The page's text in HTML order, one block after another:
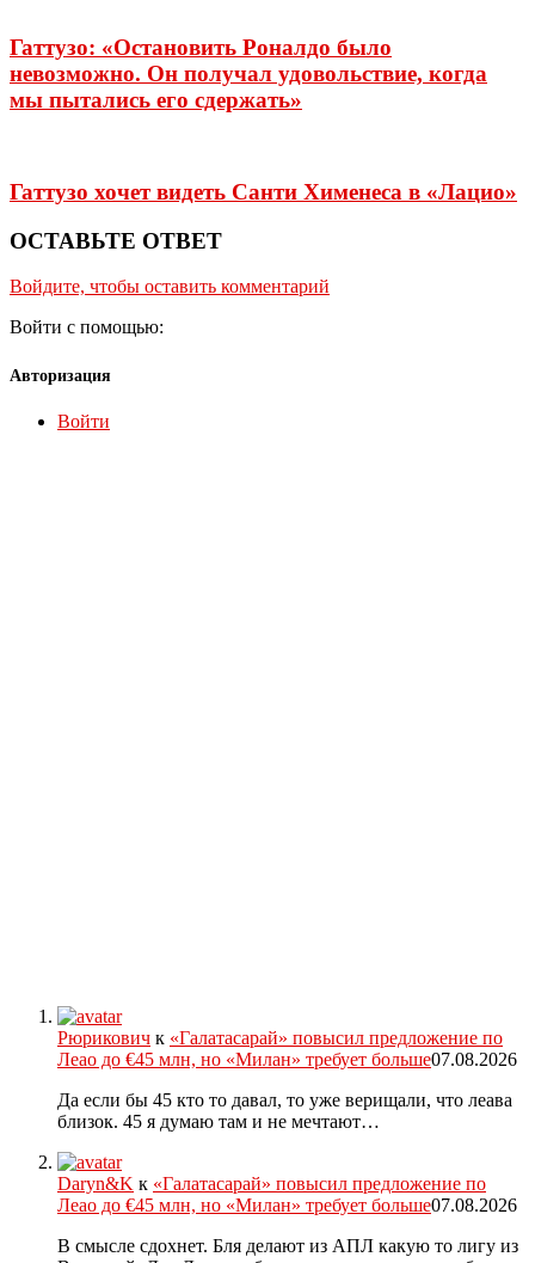
Гаттузо: «Остановить Роналдо было
невозможно. Он получал удовольствие, когда
мы пытались его сдержать»
Гаттузо хочет видеть Санти Хименеса в «Лацио»
ОСТАВЬТЕ ОТВЕТ
Войдите, чтобы оставить комментарий
Войти с помощью:
Авторизация
Войти
Рюрикович к «Галатасарай» повысил предложение по
Леао до €45 млн, но «Милан» требует больше07.08.2026
Да если бы 45 кто то давал, то уже верищали, что леава
близок. 45 я думаю там и не мечтают…
Daryn&K к «Галатасарай» повысил предложение по
Леао до €45 млн, но «Милан» требует больше07.08.2026
В смысле сдохнет. Бля делают из АПЛ какую то лигу из